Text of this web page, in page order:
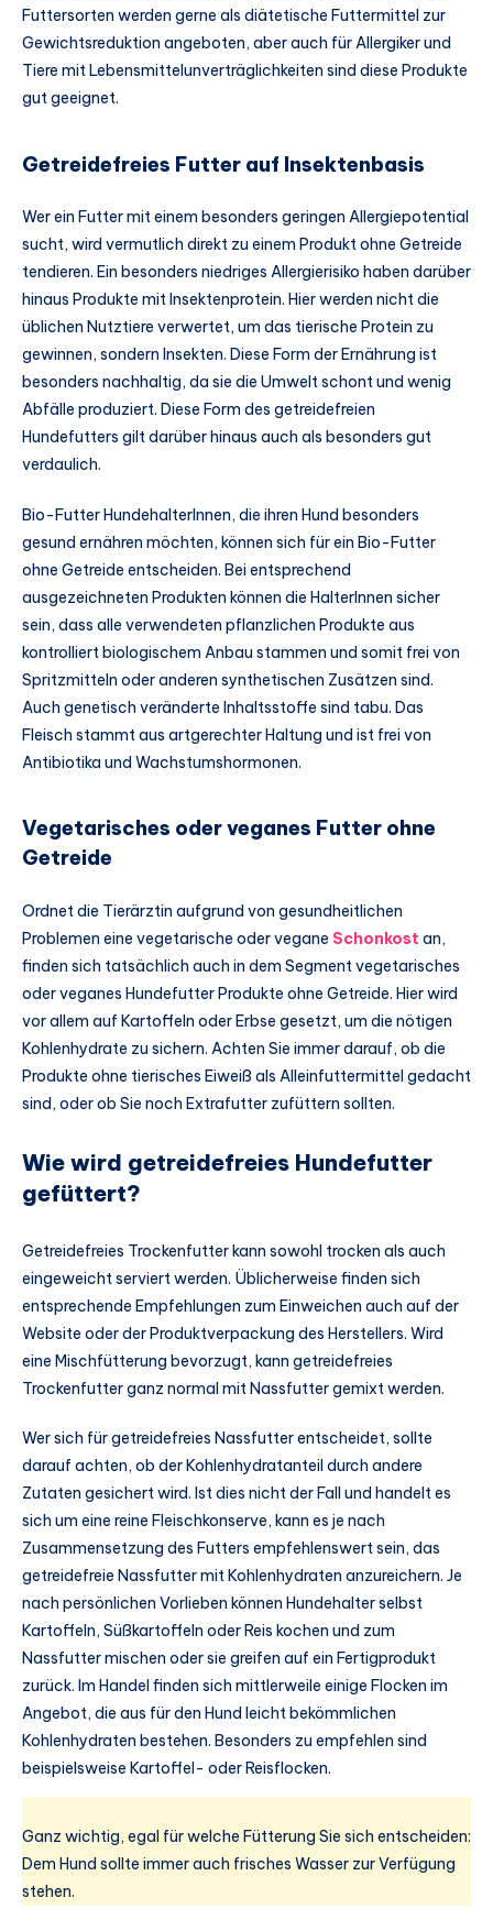
Futtersorten werden gerne als diätetische Futtermittel zur
Gewichtsreduktion angeboten, aber auch für Allergiker und
Tiere mit Lebensmittelunverträglichkeiten sind diese Produkte
gut geeignet.
Getreidefreies Futter auf Insektenbasis
Wer ein Futter mit einem besonders geringen Allergiepotential
sucht, wird vermutlich direkt zu einem Produkt ohne Getreide
tendieren. Ein besonders niedriges Allergierisiko haben darüber
hinaus Produkte mit Insektenprotein. Hier werden nicht die
üblichen Nutztiere verwertet, um das tierische Protein zu
gewinnen, sondern Insekten. Diese Form der Ernährung ist
besonders nachhaltig, da sie die Umwelt schont und wenig
Abfälle produziert. Diese Form des getreidefreien
Hundefutters gilt darüber hinaus auch als besonders gut
verdaulich.
Bio-Futter HundehalterInnen, die ihren Hund besonders
gesund ernähren möchten, können sich für ein Bio-Futter
ohne Getreide entscheiden. Bei entsprechend
ausgezeichneten Produkten können die HalterInnen sicher
sein, dass alle verwendeten pflanzlichen Produkte aus
kontrolliert biologischem Anbau stammen und somit frei von
Spritzmitteln oder anderen synthetischen Zusätzen sind.
Auch genetisch veränderte Inhaltsstoffe sind tabu. Das
Fleisch stammt aus artgerechter Haltung und ist frei von
Antibiotika und Wachstumshormonen.
Vegetarisches oder veganes Futter ohne
Getreide
Ordnet die Tierärztin aufgrund von gesundheitlichen
Problemen eine vegetarische oder vegane Schonkost an,
finden sich tatsächlich auch in dem Segment vegetarisches
oder veganes Hundefutter Produkte ohne Getreide. Hier wird
vor allem auf Kartoffeln oder Erbse gesetzt, um die nötigen
Kohlenhydrate zu sichern. Achten Sie immer darauf, ob die
Produkte ohne tierisches Eiweiß als Alleinfuttermittel gedacht
sind, oder ob Sie noch Extrafutter zufüttern sollten.
Wie wird getreidefreies Hundefutter
gefüttert?
Getreidefreies Trockenfutter kann sowohl trocken als auch
eingeweicht serviert werden. Üblicherweise finden sich
entsprechende Empfehlungen zum Einweichen auch auf der
Website oder der Produktverpackung des Herstellers. Wird
eine Mischfütterung bevorzugt, kann getreidefreies
Trockenfutter ganz normal mit Nassfutter gemixt werden.
Wer sich für getreidefreies Nassfutter entscheidet, sollte
darauf achten, ob der Kohlenhydratanteil durch andere
Zutaten gesichert wird. Ist dies nicht der Fall und handelt es
sich um eine reine Fleischkonserve, kann es je nach
Zusammensetzung des Futters empfehlenswert sein, das
getreidefreie Nassfutter mit Kohlenhydraten anzureichern. Je
nach persönlichen Vorlieben können Hundehalter selbst
Kartoffeln, Süßkartoffeln oder Reis kochen und zum
Nassfutter mischen oder sie greifen auf ein Fertigprodukt
zurück. Im Handel finden sich mittlerweile einige Flocken im
Angebot, die aus für den Hund leicht bekömmlichen
Kohlenhydraten bestehen. Besonders zu empfehlen sind
beispielsweise Kartoffel- oder Reisflocken.
Ganz wichtig, egal für welche Fütterung Sie sich entscheiden:
Dem Hund sollte immer auch frisches Wasser zur Verfügung
stehen.